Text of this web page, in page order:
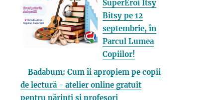
SuperEroi Itsy
Bitsy pe 12
septembrie, în
Parcul Lumea
Copiilor!
Badabum: Cum îi apropiem pe copii
de lectură - atelier online gratuit
pentru părinți și profesori